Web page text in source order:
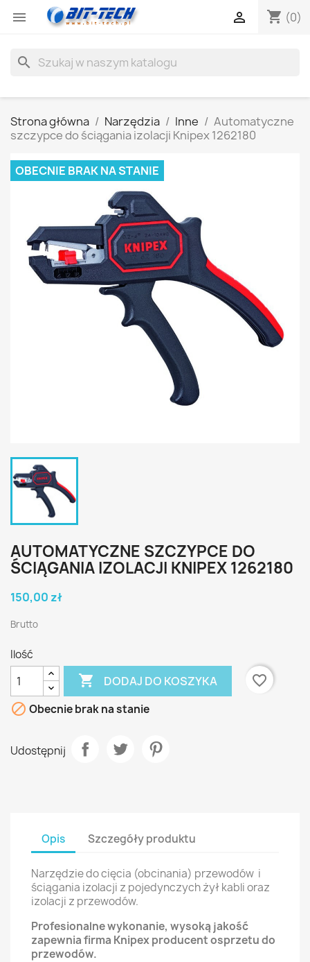
 shopping_cart (0)

search
Strona główna Narzędzia Inne
Automatyczne
szczypce do ściągania izolacji Knipex 1262180
OBECNIE BRAK NA STANIE
AUTOMATYCZNE SZCZYPCE DO
ŚCIĄGANIA IZOLACJI KNIPEX 1262180
150,00 zł
Brutto
Ilość
 DODAJ DO KOSZYKA
favorite_border
 Obecnie brak na stanie
Udostępnij
Opis Szczegóły produktu
Narzędzie do cięcia (obcinania) przewodów i
ściągania izolacji z pojedynczych żył kabli oraz
izolacji z przewodów.
Profesionalne wykonanie, wysoką jakość
zapewnia firma Knipex producent osprzetu do
przewodów.